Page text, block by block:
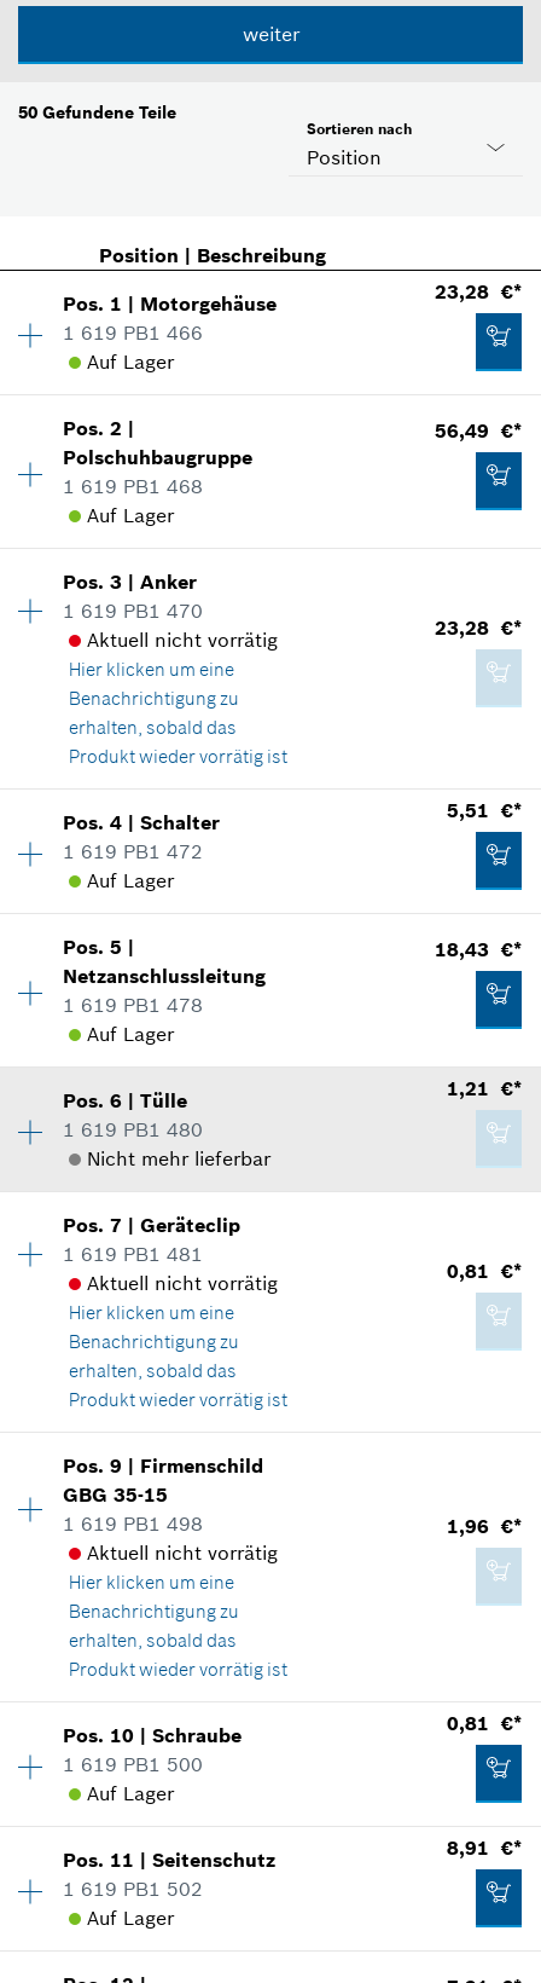
weiter
50 Gefundene Teile
Position
Sortieren nach
Position | Beschreibung
Pos. 1 | Motorgehäuse
1 619 PB1 466
Auf Lager
23,28 €*
Preisgruppe
Ersatzteilinformationen
Verwendungsnachweis
23,28 €*
*Alle Preise inkl. Mehrwertsteuer zzgl.
Versandkosten
IN DEN WARENKORB
Pos.2 |
Polschuhbaugruppe
1 619 PB1 468
Auf Lager
56,49 €*
Preisgruppe:39
Ersatzteilinformationen
Verwendungsnachweis
In Darstellung zeigen
56,49 €*
Alle Preise inkl. Mehrwertsteuer zzgl.
IN DEN WARENKORB
Pos.3 |Anker
1 619 PB1 470
Aktuell nicht vorrätig
Hier klicken um eine
Benachrichtigung zu
erhalten, sobald das
Produkt wieder vorrätig ist
23,28 €*
Preisgruppe:31
Ersatzteilinformationen
23,28 €*
*Alle Preise inkl. Mehrwertsteuer zzgl.
Versandkosten
Pos.4 |Schalter
1 619 PB1 472
Auf Lager
5,51 €*
Preisgruppe
Ersatzteilinformationen
Verwendungsnachweis
5,51 €*
*Alle Preise inkl. Mehrwertsteuer zzgl.
Versandkosten
IN DEN WARENKORB
Pos.5 |
Netzanschlussleitung
1 619 PB1 478
Auf Lager
18,43 €*
Preisgruppe:
Ersatzteilinformationen
In Darstellung zeigen
18,43 €*
*Alle Preise inkl. Mehrwertsteuer zzgl.
Pos.6 |Tülle
1 619 PB1 480
Nicht mehr lieferbar
1,21 €*
Preisgruppe:11
Ersatzteilinformationen
Verwendungsnachweis
In Darstellung zeigen
1,21 €*
*Alle Preise inkl. Mehrwertsteuer zzgl.
Versandkosten
IN DEN WARENKORB
Pos.7 |Geräteclip
1 619 PB1 481
Aktuell nicht vorrätig
Hier klicken um eine
Benachrichtigung zu
erhalten, sobald das
Produkt wieder vorrätig ist
0,81 €*
Preisgruppe:10
Ersatzteilinformationen
Verwendungsnachweis
In Darstellung zeigen
0,81 €*
*Alle Preise inkl. Mehrwertsteuer zzgl.
Versandkosten
IN DEN WARENKORB
Pos.9 | Firmenschild
GBG 35-15
1 619 PB1 498
Aktuell nicht vorrätig
Hier klicken um eine
Benachrichtigung zu
erhalten, sobald das
Produkt wieder vorrätig ist
1,96 €*
Preisgruppe:13
Ersatzteilinformationen
Pos. 10 |Schraube
1 619 PB1 500
Auf Lager
0,81 €*
Verfügbarkeit 6
Preisgruppe:10
Ersatzteilinformationen
Verwendungsnachweis
In Darstellung zeigen
Pos. 11 |Seitenschutz
1 619 PB1 502
Auf Lager
8,91 €*